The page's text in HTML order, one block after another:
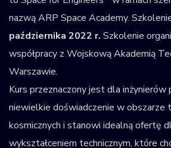
nazwą ARP Space Academy.
października 2022 r. Szkolenie
współpracy z Wojskową Akademią
Warszawie.
Kurs przeznaczony jest dla inżynierów
niewielkie doświadczenie w obszarze
kosmicznych i stanowi idealną ofertę
wykształceniem technicznym, które